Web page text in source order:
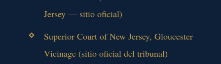
Jersey — sitio oficial)
Superior Court of New Jersey, Gloucester
Vicinage (sitio oficial del tribunal)